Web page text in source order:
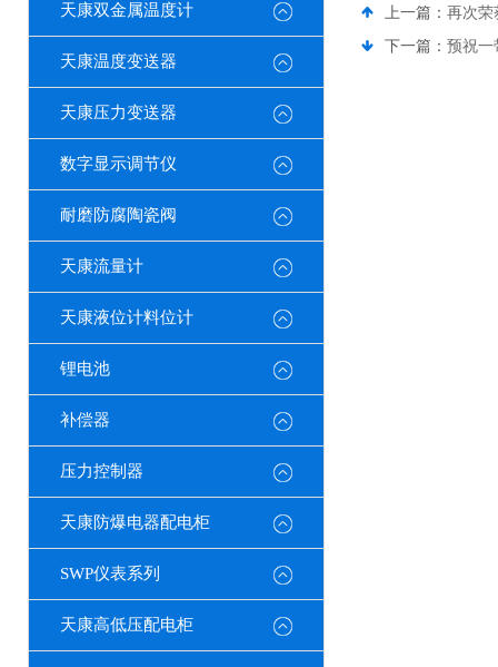
天康双金属温度计
天康温度变送器
天康压力变送器
数字显示调节仪
耐磨防腐陶瓷阀
天康流量计
天康液位计料位计
锂电池
补偿器
压力控制器
天康防爆电器配电柜
SWP仪表系列
天康高低压配电柜
上一篇： 再次荣
下一篇： 预祝一